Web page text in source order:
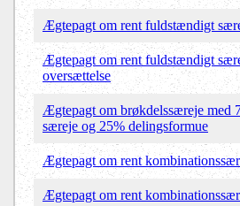
Ægtepagt om rent fuldstændigt
Ægtepagt om rent fuldstændigt
oversættelse
Ægtepagt om brøkdelssæreje med
særeje og 25% delingsformue
Ægtepagt om rent
Ægtepagt om rent